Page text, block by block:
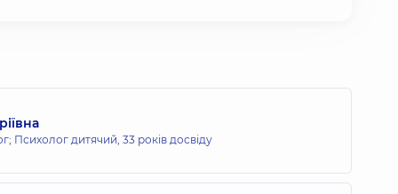
Психолог дитячий, 33 років досвіду